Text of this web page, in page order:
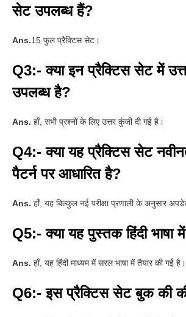
सेट उपलब्ध हैं?
Ans.15 फुल प्रैक्टिस सेट।
Q3:- क्या इन प्रैक्टिस सेट में
उपलब्ध है?
Ans. हाँ, सभी प्रश्नों के लिए उत्तर कुंजी दी गई है।
Q4:- क्या यह प्रैक्टिस सेट
पैटर्न पर आधारित है?
Ans. हाँ, यह बिल्कुल नई परीक्षा प्रणाली के अनुसार
Q5:- क्या यह पुस्तक हिंदी भाषा
Ans. हाँ, यह हिंदी माध्यम में सरल भाषा में तैयार की गई है।
Q6:- इस प्रैक्टिस सेट बुक की